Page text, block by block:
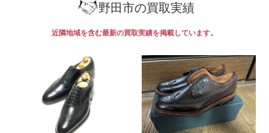
野田市の買取実績
近隣地域を含む最新の買取実績を掲載しています。